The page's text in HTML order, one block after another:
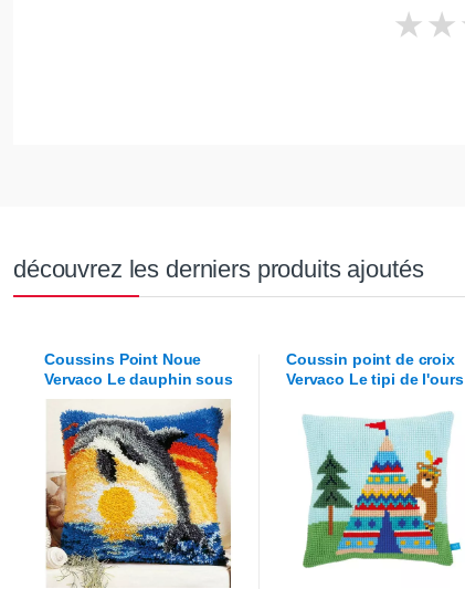
découvrez les derniers produits ajoutés
Coussins Point Noue
Vervaco Le dauphin sous
le coucher de soleil
Coussin point de croix
Vervaco Le tipi de l'ours